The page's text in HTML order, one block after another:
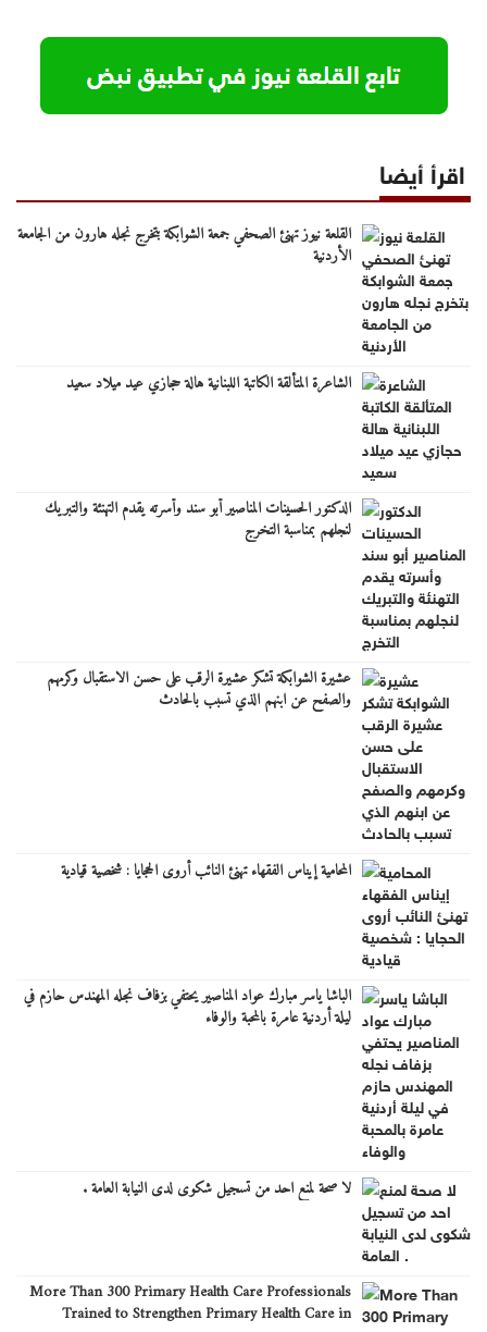
اقرأ أيضا
القلعة نيوز تهنئ الصحفي جمعة الشوابكة بتخرج نجله هارون من الجامعة
الأردنية
الشاعرة المتألقة الكاتبة اللبنانية هالة حجازي عيد ميلاد سعيد
الدكتور الحسينات المناصير أبو سند وأسرته يقدم التهنئة والتبريك
لنجلهم بمناسبة التخرج
عشيرة الشوابكة تشكر عشيرة الرقب على حسن الاستقبال وكرمهم
والصفح عن ابنهم الذي تسبب بالحادث
المحامية إيناس الفقهاء تهنئ النائب أروى الحجايا : شخصية قيادية
الباشا ياسر مبارك عواد المناصير يحتفي بزفاف نجله المهندس حازم في
ليلة أردنية عامرة بالمحبة والوفاء
لا صحة لمنع احد من تسجيل شكوى لدى النيابة العامة .
More Than 300 Primary Health Care Professionals
Trained to Strengthen Primary Health Care in